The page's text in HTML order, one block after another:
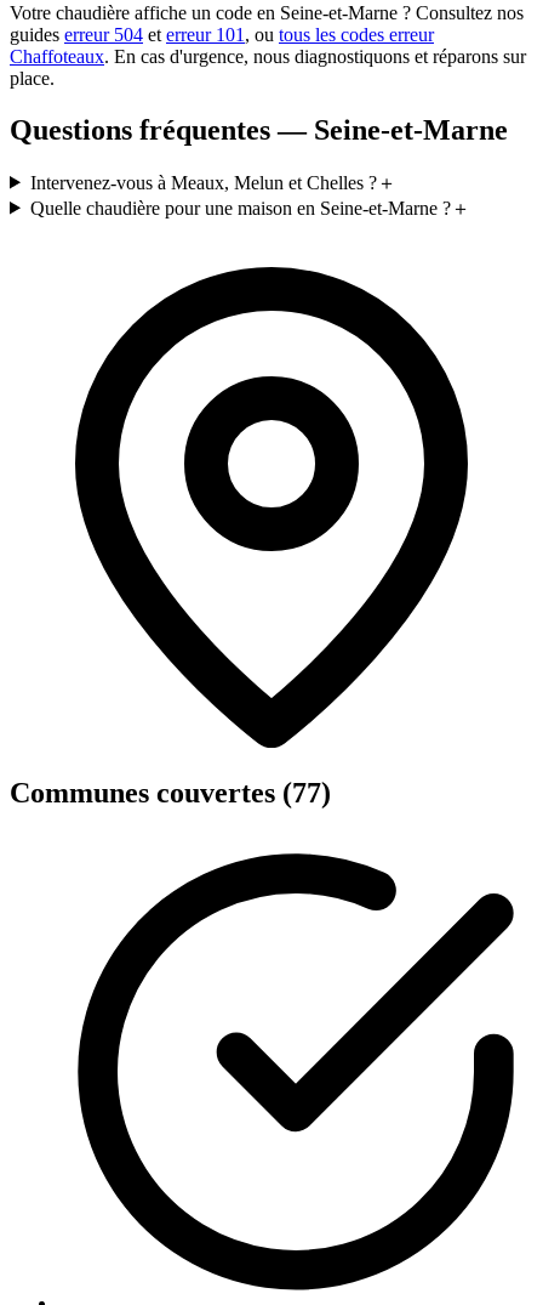
Votre chaudière affiche un code en Seine-et-Marne ? Consultez nos
guides erreur 504 et erreur 101 , ou tous les codes erreur
Chaffoteaux. En cas d'urgence, nous diagnostiquons et réparons sur
place.
Questions fréquentes — Seine-et-Marne
Intervenez-vous à Meaux, Melun et Chelles ?＋
Quelle chaudière pour une maison en Seine-et-Marne ?＋
Communes couvertes (77)